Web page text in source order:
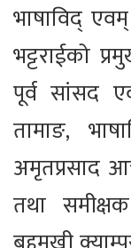
भाषाविद्
भट्टराईको
पूर्व सांसद
तामाङ,
अमृतप्रसाद
तथा